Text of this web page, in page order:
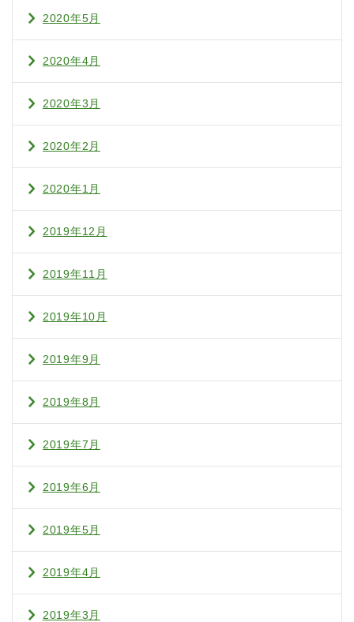
2020年5月
2020年4月
2020年3月
2020年2月
2020年1月
2019年12月
2019年11月
2019年10月
2019年9月
2019年8月
2019年7月
2019年6月
2019年5月
2019年4月
2019年3月